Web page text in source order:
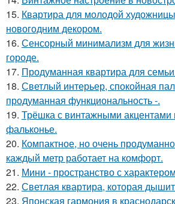
15. Квартира для молодой
новогодним декором.
16. Сенсорный минимализм для
городе.
17. Продуманная квартира для
18. Светлый интерьер, спокойная
продуманная функциональность -.
19. Трёшка с винтажными акцентами
фальконье.
20. Компактное, но очень
каждый метр работает на комфорт.
21. Мини - пространство с
22. Светлая квартира, которая
23. Японская гармония в